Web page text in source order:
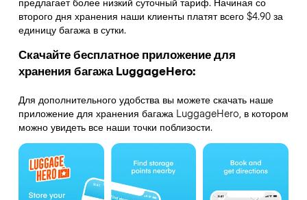
второго дня хранения наши клиенты платят всего $4.90 за
единицу багажа в сутки.
Скачайте бесплатное приложение для
хранения багажа LuggageHero:
Для дополнительного удобства вы можете скачать наше
приложение для хранения багажа LuggageHero, в котором
можно увидеть все наши точки поблизости.